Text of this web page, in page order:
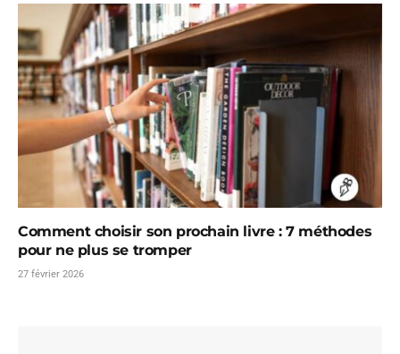
Comment choisir son prochain livre : 7 méthodes
pour ne plus se tromper
27 février 2026